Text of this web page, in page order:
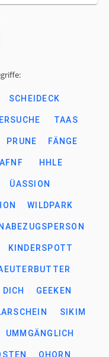
SCHEIDECK
TAAS
PRUNE FÄNGE
AFNF HHLE
ÜASSION
WILDPARK
KINDERSPOTT
GEEKEN
SIKIM
UMMGÄNGLICH
OHORN